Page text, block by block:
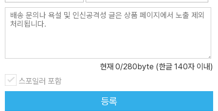
현재 0/280byte (한글 140자 이내)
스포일러 포함
등록